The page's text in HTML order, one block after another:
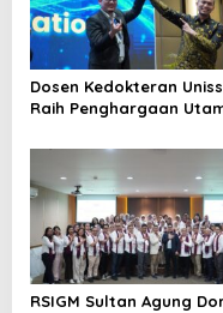
Dosen Kedokteran
Raih Penghargaan
RSIGM Sultan Agung